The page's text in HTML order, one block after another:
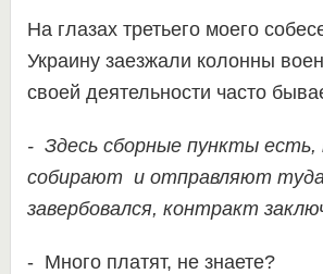
На глазах третьего моего
Украину заезжали колонны
своей деятельности часто
- Здесь сборные пункты есть,
собирают и отправляют
завербовался, контракт
- Много платят, не знаете?